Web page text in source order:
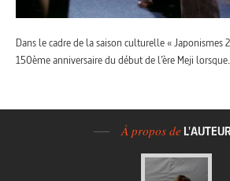
Dans le cadre de la saison culturelle « Japonismes
150ème anniversaire du début de l’ère Meji
À propos de